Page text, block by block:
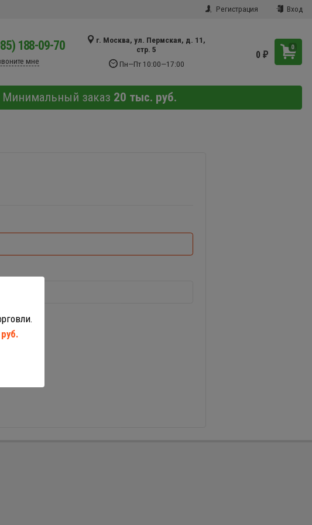
Регистрация Вход
188-09-70
мне
г. Москва, ул. Пермская, д. 11,
стр. 5
Пн—Пт 10:00—17:00
0
0₽
заказ 20 тыс. руб.